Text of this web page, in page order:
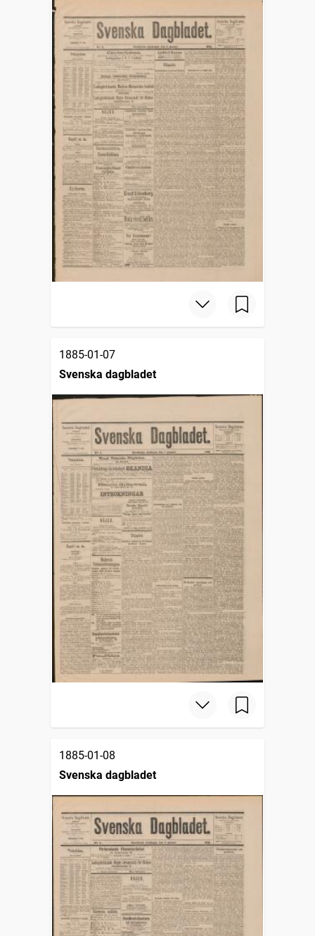
1885-01-07
Svenska dagbladet
1885-01-08
Svenska dagbladet